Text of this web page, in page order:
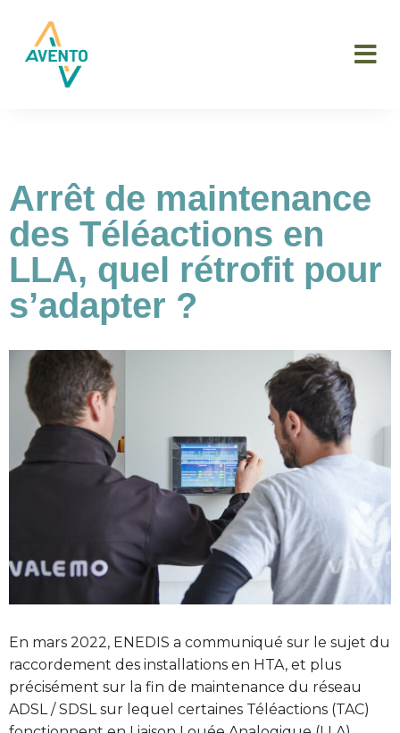
Arrêt de maintenance
des Téléactions en
LLA, quel rétrofit pour
s’adapter ?
En mars 2022, ENEDIS a communiqué sur le sujet du
raccordement des installations en HTA, et plus
précisément sur la fin de maintenance du réseau
ADSL / SDSL sur lequel certaines Téléactions (TAC)